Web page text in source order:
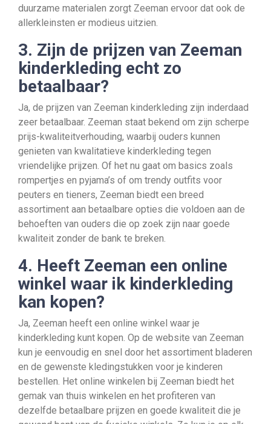
duurzame materialen zorgt Zeeman ervoor dat ook de
allerkleinsten er modieus uitzien.
3. Zijn de prijzen van Zeeman
kinderkleding echt zo
betaalbaar?
Ja, de prijzen van Zeeman kinderkleding zijn inderdaad
zeer betaalbaar. Zeeman staat bekend om zijn scherpe
prijs-kwaliteitverhouding, waarbij ouders kunnen
genieten van kwalitatieve kinderkleding tegen
vriendelijke prijzen. Of het nu gaat om basics zoals
rompertjes en pyjama’s of om trendy outfits voor
peuters en tieners, Zeeman biedt een breed
assortiment aan betaalbare opties die voldoen aan de
behoeften van ouders die op zoek zijn naar goede
kwaliteit zonder de bank te breken.
4. Heeft Zeeman een online
winkel waar ik kinderkleding
kan kopen?
Ja, Zeeman heeft een online winkel waar je
kinderkleding kunt kopen. Op de website van Zeeman
kun je eenvoudig en snel door het assortiment bladeren
en de gewenste kledingstukken voor je kinderen
bestellen. Het online winkelen bij Zeeman biedt het
gemak van thuis winkelen en het profiteren van
dezelfde betaalbare prijzen en goede kwaliteit die je